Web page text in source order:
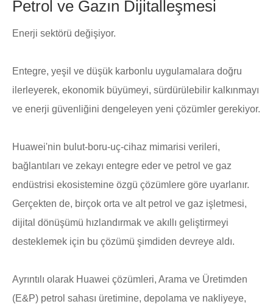
Petrol ve Gazın Dijitalleşmesi
Enerji sektörü değişiyor.
Entegre, yeşil ve düşük karbonlu uygulamalara doğru
ilerleyerek, ekonomik büyümeyi, sürdürülebilir kalkınmayı
ve enerji güvenliğini dengeleyen yeni çözümler gerekiyor.
Huawei'nin bulut-boru-uç-cihaz mimarisi verileri,
bağlantıları ve zekayı entegre eder ve petrol ve gaz
endüstrisi ekosistemine özgü çözümlere göre uyarlanır.
Gerçekten de, birçok orta ve alt petrol ve gaz işletmesi,
dijital dönüşümü hızlandırmak ve akıllı geliştirmeyi
desteklemek için bu çözümü şimdiden devreye aldı.
Ayrıntılı olarak Huawei çözümleri, Arama ve Üretimden
(E&P) petrol sahası üretimine, depolama ve nakliyeye,